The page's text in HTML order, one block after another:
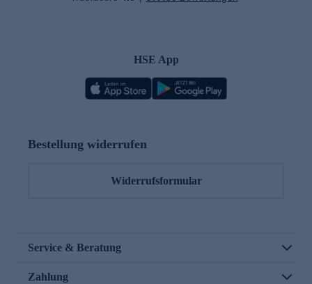
HSE App
Bestellung widerrufen
Widerrufsformular
Service & Beratung
Zahlung